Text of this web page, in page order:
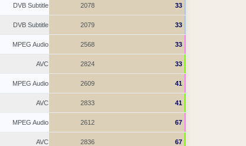
33
2078
DVB Subtitle
33
2079
DVB Subtitle
33
2568
MPEG Audio
33
2824
AVC
41
2609
MPEG Audio
41
2833
AVC
67
2612
MPEG Audio
67
2836
AVC